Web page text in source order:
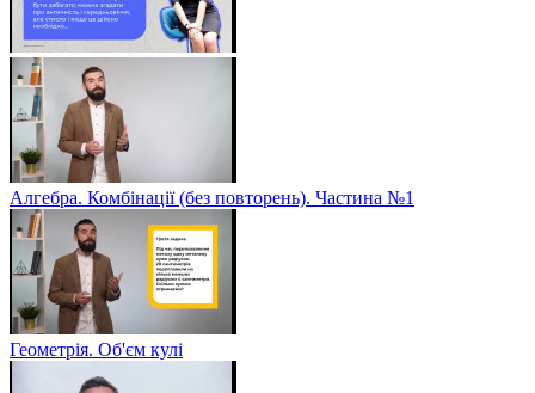
Алгебра. Комбінації (без повторень). Частина №1
Геометрія. Об'єм кулі